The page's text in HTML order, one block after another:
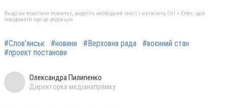
Якщо ви помітили помилку, виділіть необхідний текст і натисніть Ctrl + Enter, щоб
повідомити про це редакцію
#Слов’янськ #новини #Верховна рада
#воєнний стан
#проект постанови
Олександра Пилипенко
Директорка медіанапрямку